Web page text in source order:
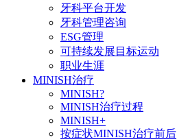
牙科平台开发
牙科管理咨询
ESG管理
可持续发展目标运动
职业生涯
MINISH治疗
MINISH?
MINISH治疗过程
MINISH+
按症状MINISH治疗前后